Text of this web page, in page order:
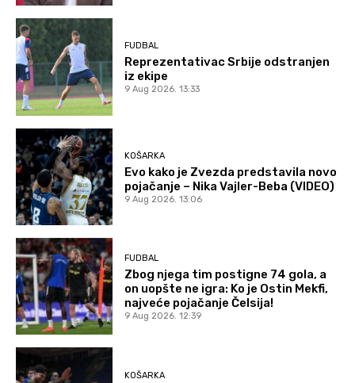
FUDBAL
Reprezentativac Srbije odstranjen
iz ekipe
9 Aug 2026. 13:33
KOŠARKA
Evo kako je Zvezda predstavila novo
pojačanje – Nika Vajler-Beba (VIDEO)
9 Aug 2026. 13:06
FUDBAL
Zbog njega tim postigne 74 gola, a
on uopšte ne igra: Ko je Ostin Mekfi,
najveće pojačanje Čelsija!
9 Aug 2026. 12:39
KOŠARKA